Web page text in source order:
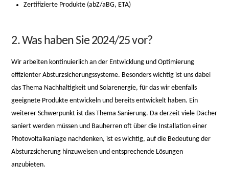
Zertifizierte Produkte (abZ/aBG, ETA)
2. Was haben Sie 2024/25 vor?
Wir arbeiten kontinuierlich an der Entwicklung und Optimierung
effizienter Absturzsicherungssysteme. Besonders wichtig ist uns dabei
das Thema Nachhaltigkeit und Solarenergie, für das wir ebenfalls
geeignete Produkte entwickeln und bereits entwickelt haben. Ein
weiterer Schwerpunkt ist das Thema Sanierung. Da derzeit viele Dächer
saniert werden müssen und Bauherren oft über die Installation einer
Photovoltaikanlage nachdenken, ist es wichtig, auf die Bedeutung der
Absturzsicherung hinzuweisen und entsprechende Lösungen
anzubieten.